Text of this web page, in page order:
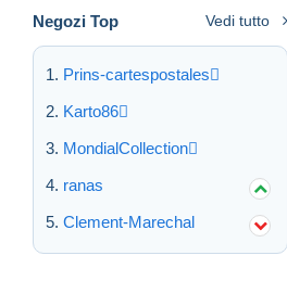
Negozi Top Vedi tutto
Prins-cartespostales
Karto86
MondialCollection
ranas
Clement-Marechal